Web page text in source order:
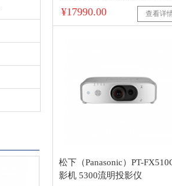
投影仪 办公高清 激光工程投
机 爱普生激光 CB-L50（
¥17990.00 查看详
松下（Panasonic）PT-
影机 5300流明投影仪